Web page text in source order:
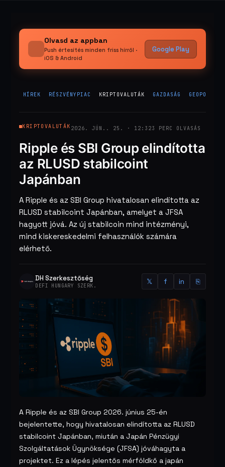
Olvasd az appban
Push értesítés minden friss hírről ·
iOS & Android
Google Play
HÍREK RÉSZVÉNYPIAC KRIPTOVALUTÁK GAZDASÁG
KRIPTOVALUTÁK 2026. JÚN.. 25. · 12:323 PERC OLVASÁS
Ripple és SBI Group elindította
az RLUSD stabilcoint
Japánban
A Ripple és az SBI Group hivatalosan elindította az
RLUSD stabilcoint Japánban, amelyet a JFSA
hagyott jóvá. Az új stabilcoin mind intézményi,
mind kiskereskedelmi felhasználók számára
elérhető.
DH Szerkesztőség
DEFI HUNGARY SZERK. 𝕏 f in ⎘
A Ripple és az SBI Group 2026. június 25-én
bejelentette, hogy hivatalosan elindította az RLUSD
stabilcoint Japánban, miután a Japán Pénzügyi
Szolgáltatások Ügynöksége (JFSA) jóváhagyta a
projektet. Ez a lépés jelentős mérföldkő a japán